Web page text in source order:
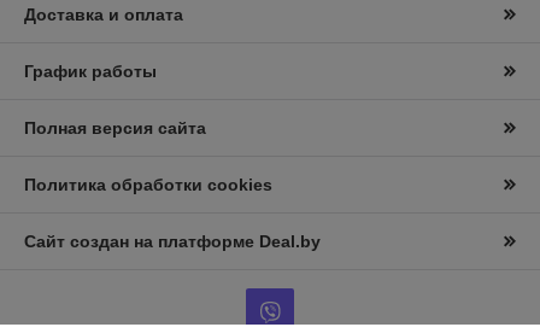
Доставка и оплата
График работы
Полная версия сайта
Политика обработки cookies
Сайт создан на платформе Deal.by